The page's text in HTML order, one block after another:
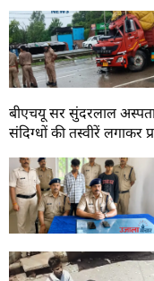
बीएचयू सर सुंदरलाल
संदिग्धों की तस्वीरें लगाकर